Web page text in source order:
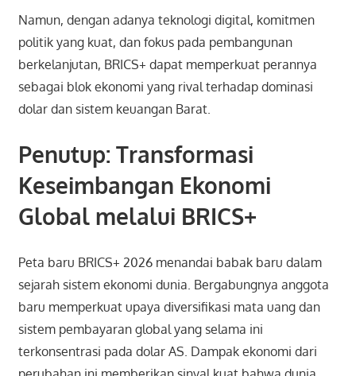
Namun, dengan adanya teknologi digital, komitmen
politik yang kuat, dan fokus pada pembangunan
berkelanjutan, BRICS+ dapat memperkuat perannya
sebagai blok ekonomi yang rival terhadap dominasi
dolar dan sistem keuangan Barat.
Penutup: Transformasi
Keseimbangan Ekonomi
Global melalui BRICS+
Peta baru BRICS+ 2026 menandai babak baru dalam
sejarah sistem ekonomi dunia. Bergabungnya anggota
baru memperkuat upaya diversifikasi mata uang dan
sistem pembayaran global yang selama ini
terkonsentrasi pada dolar AS. Dampak ekonomi dari